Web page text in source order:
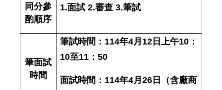
同分參
酌順序
1.面試 2.審查 3.筆試
筆面試
時間
筆試時間： 114年4月 12 日上午10 ：
10至11 ：50
面試時間： 114年4月26 日（含廠商